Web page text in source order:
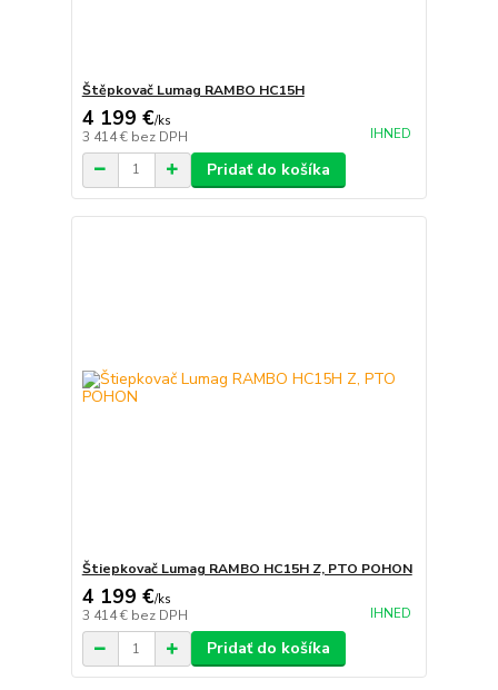
Štěpkovač Lumag RAMBO HC15H
4 199 €/ks
3 414 € bez DPH IHNED
Pridať do košíka
Štiepkovač Lumag RAMBO HC15H Z, PTO POHON
4 199 €/ks
3 414 € bez DPH IHNED
Pridať do košíka